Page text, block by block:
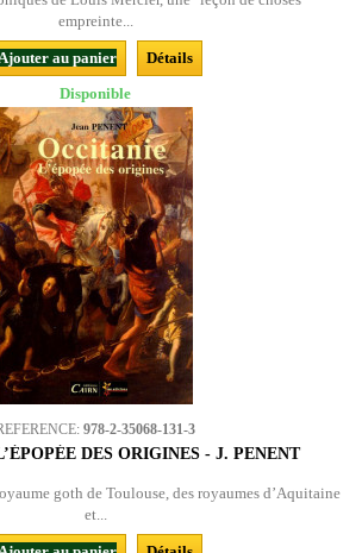
empreinte...
au panier
Détails
Disponible
978-2-35068-131-3
DES ORIGINES - J. PENENT
goth de Toulouse, des royaumes d’Aquitaine
et...